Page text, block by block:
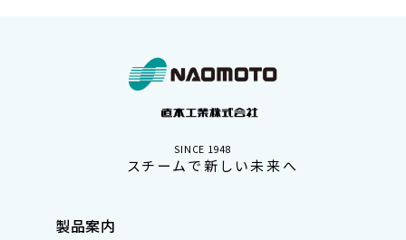
SINCE 1948
スチームで新しい未来へ
製品案内